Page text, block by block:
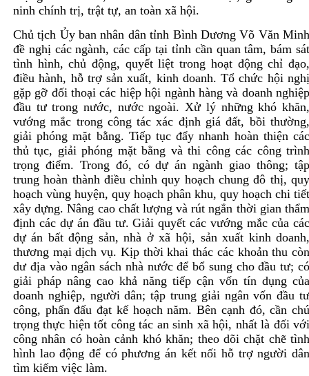
ninh chính trị, trật tự, an toàn xã hội.
Chủ tịch Ủy ban nhân dân tỉnh Bình Dương Võ Văn
đề nghị các ngành, các cấp tại tỉnh cần quan tâm, bám
tình hình, chủ động, quyết liệt trong hoạt động chỉ
điều hành, hỗ trợ sản xuất, kinh doanh. Tổ chức hội
gặp gỡ đối thoại các hiệp hội ngành hàng và doanh
đầu tư trong nước, nước ngoài. Xử lý những khó
vướng mắc trong công tác xác định giá đất, bồi
giải phóng mặt bằng. Tiếp tục đẩy nhanh hoàn thiện
thủ tục, giải phóng mặt bằng và thi công các công
trọng điểm. Trong đó, có dự án ngành giao thông;
trung hoàn thành điều chỉnh quy hoạch chung đô thị,
hoạch vùng huyện, quy hoạch phân khu, quy hoạch chi
xây dựng. Nâng cao chất lượng và rút ngắn thời gian
định các dự án đầu tư. Giải quyết các vướng mắc của
dự án bất động sản, nhà ở xã hội, sản xuất kinh
thương mại dịch vụ. Kịp thời khai thác các khoản thu
dư địa vào ngân sách nhà nước để bổ sung cho đầu tư;
giải pháp nâng cao khả năng tiếp cận vốn tín dụng
doanh nghiệp, người dân; tập trung giải ngân vốn đầu
công, phấn đấu đạt kế hoạch năm. Bên cạnh đó, cần
trọng thực hiện tốt công tác an sinh xã hội, nhất là đối
công nhân có hoàn cảnh khó khăn; theo dõi chặt chẽ
hình lao động để có phương án kết nối hỗ trợ người
tìm kiếm việc làm.